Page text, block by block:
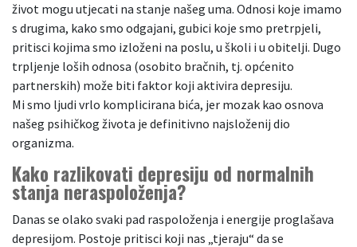
život mogu utjecati na stanje našeg uma. Odnosi koje imamo
s drugima, kako smo odgajani, gubici koje smo pretrpjeli,
pritisci kojima smo izloženi na poslu, u školi i u obitelji. Dugo
trpljenje loših odnosa (osobito bračnih, tj. općenito
partnerskih) može biti faktor koji aktivira depresiju.
Mi smo ljudi vrlo komplicirana bića, jer mozak kao osnova
našeg psihičkog života je definitivno najsloženij dio
organizma.
Kako razlikovati depresiju od normalnih
stanja neraspoloženja?
Danas se olako svaki pad raspoloženja i energije proglašava
depresijom. Postoje pritisci koji nas „tjeraju“ da se